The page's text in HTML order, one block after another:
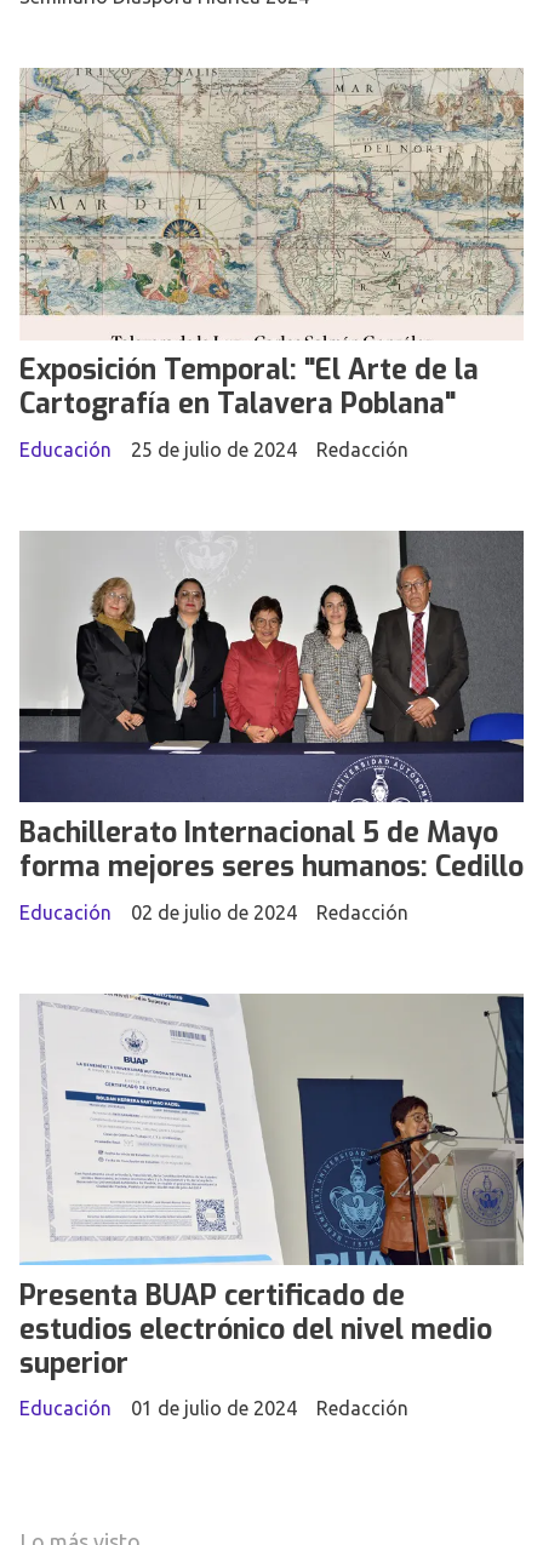
Exposición Temporal: "El Arte de la
Cartografía en Talavera Poblana"
Redacción
Educación 25 de julio de 2024
Bachillerato Internacional 5 de Mayo
forma mejores seres humanos: Cedillo
Redacción
Educación 02 de julio de 2024
Presenta BUAP certificado de
estudios electrónico del nivel medio
superior
Redacción
Educación 01 de julio de 2024